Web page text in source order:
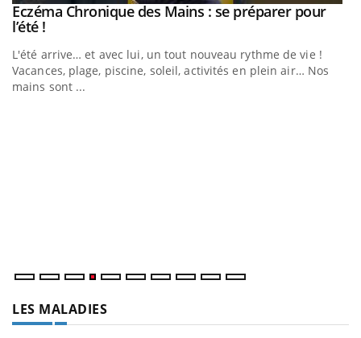
Youtube
Eczéma Chronique des Mains : se préparer pour
l’été !Youtube
L'été arrive… et avec lui, un tout nouveau rythme de vie !
Vacances, plage, piscine, soleil, activités en plein air… Nos
mains sont ...
LES MALADIES